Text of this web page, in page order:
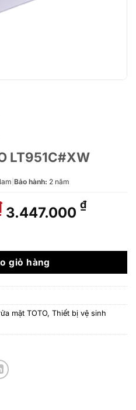
LT951C#XW
Bảo hành: 2 năm
Giá
gốc
4.271.000 ₫.
3.447.000 ₫Giá
là:
số lượng
giỏ hàng
mặt TOTO, Thiết bị vệ sinh